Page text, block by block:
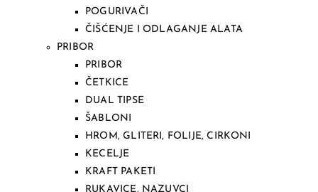
POGURIVAČI
ČIŠĆENJE I ODLAGANJE ALATA
PRIBOR
PRIBOR
ČETKICE
DUAL TIPSE
ŠABLONI
HROM, GLITERI, FOLIJE, CIRKONI
KECELJE
KRAFT PAKETI
RUKAVICE, NAZUVCI